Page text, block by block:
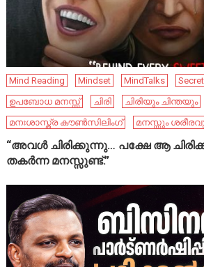
Mind Reading Mindset MindTalks
ഉപബോധ മനസ്സ്
ചിരി ചിരിയും ചിന്തയും
മനഃശാസ്ത്ര കൗൺസിലിംഗ്
മനസ്സും
“അവൾ ചിരിക്കുന്നു… പക്ഷേ ആ
തകർന്ന മനസ്സുണ്ട്.”